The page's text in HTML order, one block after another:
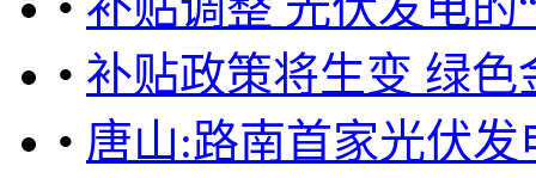
• 补贴政策将生变 绿
• 唐山:路南首家光伏